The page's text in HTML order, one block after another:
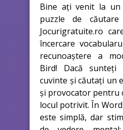
Bine ați venit la un
puzzle de
Jocurigratuite.ro
încercare
recunoaștere a
Bird! Dacă
cuvinte și căutați un
și provocator pentru
locul potrivit. În
este simplă, dar